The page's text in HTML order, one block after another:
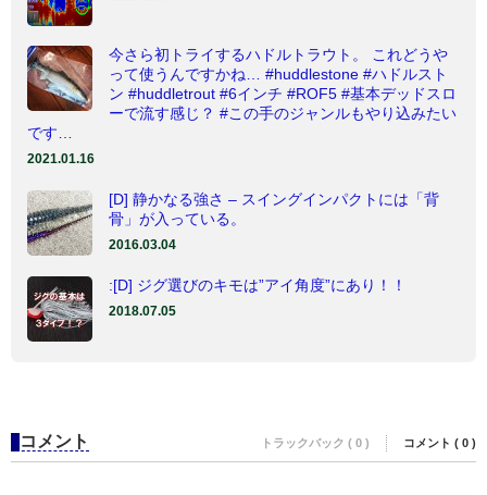
今さら初トライするハドルトラウト。 これどうや
って使うんですかね… #huddlestone #ハドルスト
ン #huddletrout #6インチ #ROF5 #基本デッドスロ
ーで流す感じ？ #この手のジャンルもやり込みたい
です…
2021.01.16
[D] 静かなる強さ – スイングインパクトには「背
骨」が入っている。
2016.03.04
:[D] ジグ選びのキモは”アイ角度”にあり！！
2018.07.05
コメント トラックバック ( 0 ) コメント ( 0 )